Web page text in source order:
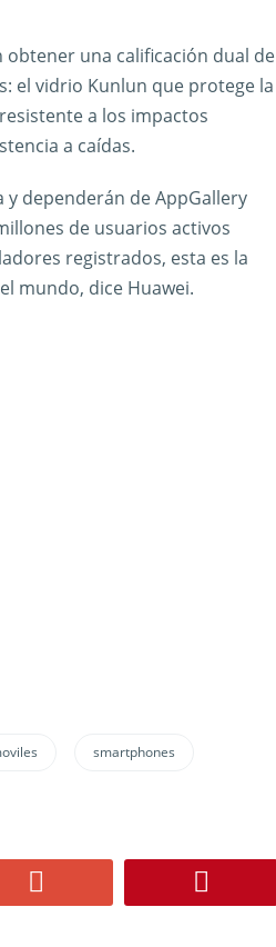
obtener una calificación dual de
el vidrio Kunlun que protege la
a los impactos
a caídas.
y dependerán de AppGallery
de usuarios activos
registrados, esta es la
mundo, dice Huawei.
smartphones